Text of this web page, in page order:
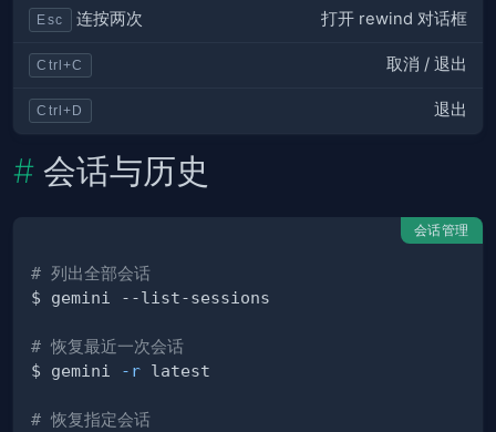
Esc 连按两次 打开 rewind 对话框
Ctrl+C 取消 / 退出
Ctrl+D 退出
会话与历史
会话管理
# 列出全部会话
# 恢复最近一次会话
$ gemini
-r
# 恢复指定会话